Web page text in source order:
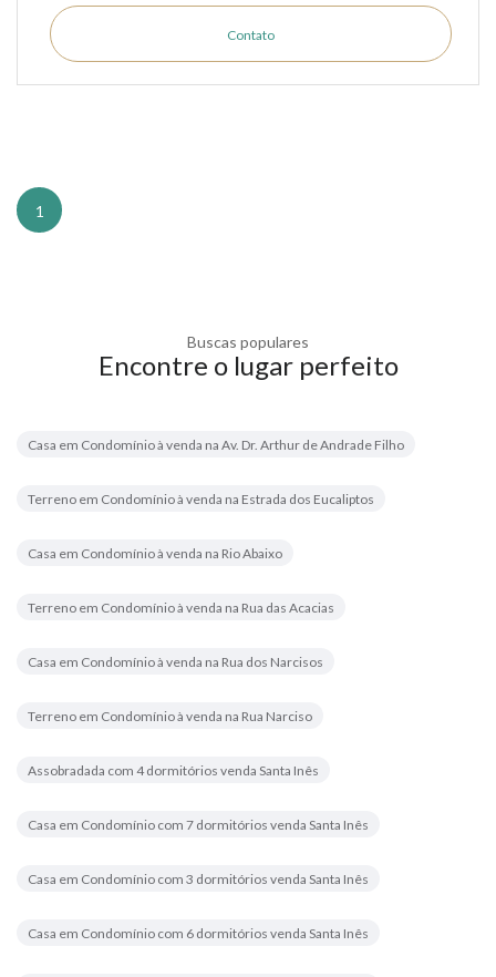
Contato
1
Buscas populares
Encontre o lugar perfeito
Casa em Condomínio à venda na Av. Dr. Arthur de Andrade Filho
Terreno em Condomínio à venda na Estrada dos Eucaliptos
Casa em Condomínio à venda na Rio Abaixo
Terreno em Condomínio à venda na Rua das Acacias
Casa em Condomínio à venda na Rua dos Narcisos
Terreno em Condomínio à venda na Rua Narciso
Assobradada com 4 dormitórios venda Santa Inês
Casa em Condomínio com 7 dormitórios venda Santa Inês
Casa em Condomínio com 3 dormitórios venda Santa Inês
Casa em Condomínio com 6 dormitórios venda Santa Inês